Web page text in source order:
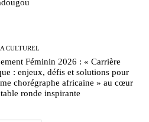
CULTUREL
Féminin 2026 : « Carrière
: enjeux, défis et solutions pour
chorégraphe africaine » au cœur
table ronde inspirante